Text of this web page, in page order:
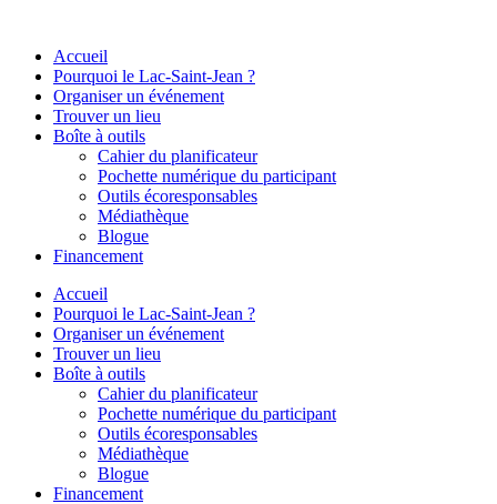
contenuAccueil
Pourquoi le Lac-Saint-Jean ?
Organiser un événement
Trouver un lieu
Boîte à outils
Cahier du planificateur
Pochette numérique du participant
Outils écoresponsables
Médiathèque
Blogue
Financement
Accueil
Pourquoi le Lac-Saint-Jean ?
Organiser un événement
Trouver un lieu
Boîte à outils
Cahier du planificateur
Pochette numérique du participant
Outils écoresponsables
Médiathèque
Blogue
Financement